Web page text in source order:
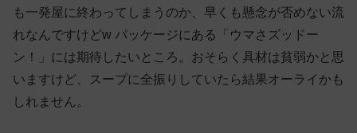
も一発屋に終わってしまうのか、早くも懸念が否めない流
れなんですけどw パッケージにある「ウマさズッドー
ン！」には期待したいところ。おそらく具材は貧弱かと思
いますけど、スープに全振りしていたら結果オーライかも
しれません。